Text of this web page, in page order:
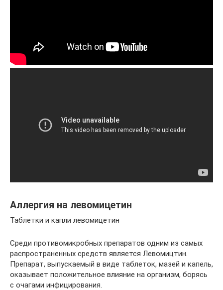
Аллергия на левомицетин
Таблетки и капли левомицетин
Среди противомикробных препаратов одним из самых
распространенных средств является Левомицтин.
Препарат, выпускаемый в виде таблеток, мазей и капель,
оказывает положительное влияние на организм, борясь
с очагами инфицирования.